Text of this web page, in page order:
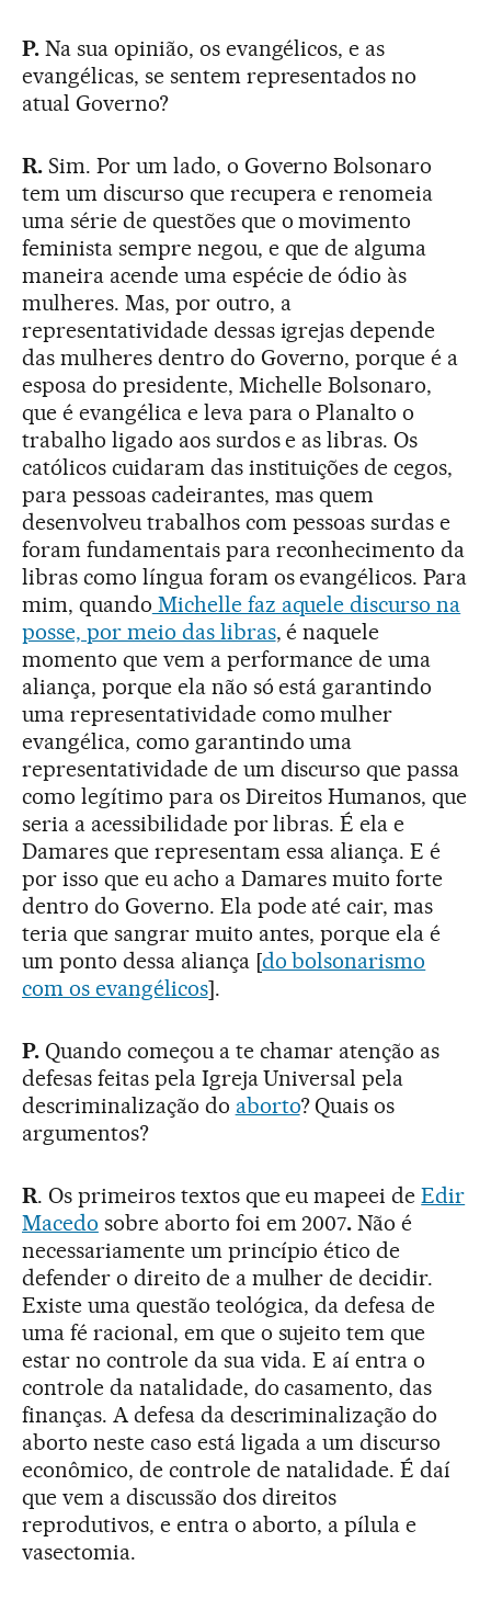
P.Na sua opinião, os evangélicos, e as
evangélicas, se sentem representados no
atual Governo?
R.Sim. Por um lado, o Governo Bolsonaro
tem um discurso que recupera e renomeia
uma série de questões que o movimento
feminista sempre negou, e que de alguma
maneira acende uma espécie de ódio às
mulheres. Mas, por outro, a
representatividade dessas igrejas depende
das mulheres dentro do Governo, porque é a
esposa do presidente, Michelle Bolsonaro,
que é evangélica e leva para o Planalto o
trabalho ligado aos surdos e as libras. Os
católicos cuidaram das instituições de cegos,
para pessoas cadeirantes, mas quem
desenvolveu trabalhos com pessoas surdas e
foram fundamentais para reconhecimento da
libras como língua foram os evangélicos. Para
mim, quando Michelle faz aquele discurso na
posse, por meio das libras, é naquele
momento que vem a performance de uma
aliança, porque ela não só está garantindo
uma representatividade como mulher
evangélica, como garantindo uma
representatividade de um discurso que passa
como legítimo para os Direitos Humanos, que
seria a acessibilidade por libras. É ela e
Damares que representam essa aliança. E é
por isso que eu acho a Damares muito forte
dentro do Governo. Ela pode até cair, mas
teria que sangrar muito antes, porque ela é
um ponto dessa aliança [do bolsonarismo
com os evangélicos].
P.Quando começou a te chamar atenção as
defesas feitas pela Igreja Universal pela
descriminalização do aborto? Quais os
argumentos?
R. Os primeiros textos que eu mapeei deEdir
Macedo sobre aborto foi em 2007. Não é
necessariamente um princípio ético de
defender o direito de a mulher de decidir.
Existe uma questão teológica, da defesa de
uma fé racional, em que o sujeito tem que
estar no controle da sua vida. E aí entra o
controle da natalidade, do casamento, das
finanças. A defesa da descriminalização do
aborto neste caso está ligada a um discurso
econômico, de controle de natalidade. É daí
que vem a discussão dos direitos
reprodutivos, e entra o aborto, a pílula e
vasectomia.